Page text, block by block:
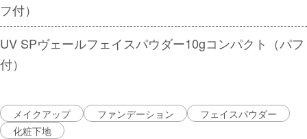
フ付）
UV SPヴェールフェイスパウダー10gコンパクト（パフ
付）
メイクアップ ファンデーション
フェイスパウダー
化粧下地